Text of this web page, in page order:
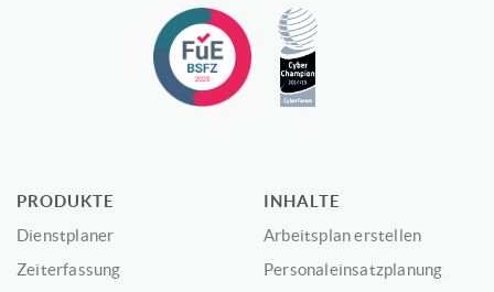
PRODUKTE
Dienstplaner
Zeiterfassung
INHALTE
Arbeitsplan erstellen
Personaleinsatzplanung